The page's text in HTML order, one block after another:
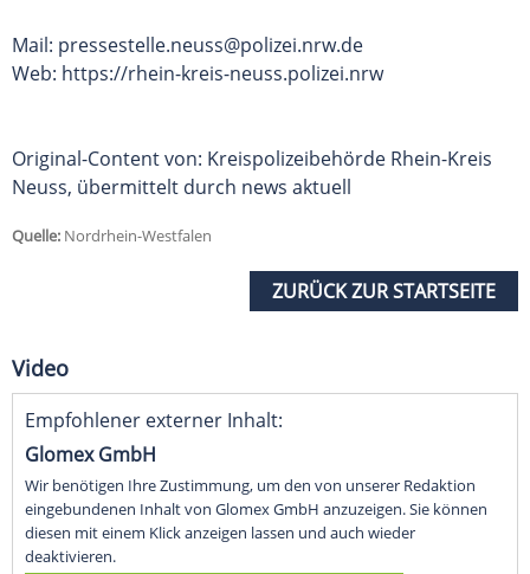
Mail: pressestelle.neuss@polizei.nrw.de
Web: https://rhein-kreis-neuss.polizei.nrw
Original-Content von: Kreispolizeibehörde Rhein-Kreis
Neuss, übermittelt durch news aktuell
Quelle: Nordrhein-Westfalen
ZURÜCK ZUR STARTSEITE
Video
Empfohlener externer Inhalt:
Glomex GmbH
Wir benötigen Ihre Zustimmung, um den von unserer Redaktion
eingebundenen Inhalt von Glomex GmbH anzuzeigen. Sie können
diesen mit einem Klick anzeigen lassen und auch wieder
deaktivieren.